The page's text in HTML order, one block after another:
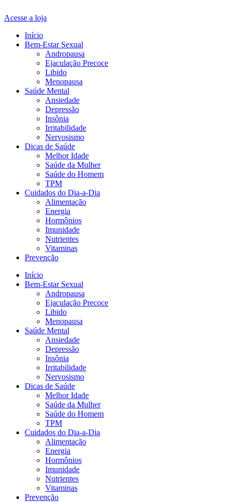
Acesse a loja
Início
Bem-Estar Sexual
Andropausa
Ejaculação Precoce
Libido
Menopausa
Saúde Mental
Ansiedade
Depressão
Insônia
Irritabilidade
Nervosismo
Dicas de Saúde
Melhor Idade
Saúde da Mulher
Saúde do Homem
TPM
Cuidados do Dia-a-Dia
Alimentação
Energia
Hormônios
Imunidade
Nutrientes
Vitaminas
Prevenção
Início
Bem-Estar Sexual
Andropausa
Ejaculação Precoce
Libido
Menopausa
Saúde Mental
Ansiedade
Depressão
Insônia
Irritabilidade
Nervosismo
Dicas de Saúde
Melhor Idade
Saúde da Mulher
Saúde do Homem
TPM
Cuidados do Dia-a-Dia
Alimentação
Energia
Hormônios
Imunidade
Nutrientes
Vitaminas
Prevenção